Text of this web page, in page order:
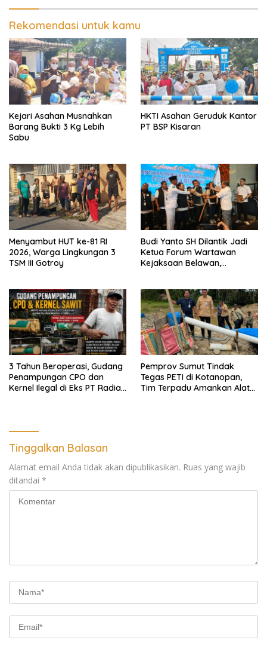
Rekomendasi untuk kamu
Kejari Asahan Musnahkan
Barang Bukti 3 Kg Lebih
Sabu
HKTI Asahan Geruduk Kantor
PT BSP Kisaran
Menyambut HUT ke-81 RI
2026, Warga Lingkungan 3
TSM III Gotroy
Budi Yanto SH Dilantik Jadi
Ketua Forum Wartawan
Kejaksaan Belawan,
Pendampingan Hukum dan
Ekomoni Semua Anggota
3 Tahun Beroperasi, Gudang
Penampungan CPO dan
Kernel Ilegal di Eks PT Radian
Pemprov Sumut Tindak
Tegas PETI di Kotanopan,
Tim Terpadu Amankan Alat
Tinggalkan Balasan
Alamat email Anda tidak akan dipublikasikan. Ruas yang wajib
ditandai *